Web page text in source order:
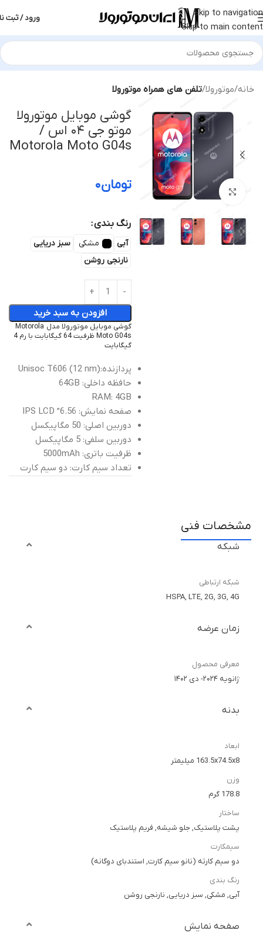
Skip to navigation
Skip to main content
ورود / ثبت
خانه موتورولا تلفن های همراه موتورولا
بزرگنمایی تصویر
گوشی موبایل موتورولا
موتو جی ۰۴ اس /
Motorola Moto G04s
تومان۰
رنگ بندی
آبی مشکی
سبز دریایی
نارنجی روشن
افزودن به سبد خرید
گوشی موبایل موتورولا مدل Motorola
Moto G04s ظرفیت 64 گیگابایت با رم 4
گیگابایت
پردازنده:Unisoc T606 (12 nm)
حافظه داخلی: 64GB
RAM: 4GB
صفحه نمایش: 6.56” IPS LCD
دوربین اصلی: 50 مگاپیکسل
دوربین سلفی: 5 مگاپیکسل
ظرفیت باتری: 5000mAh
تعداد سیم کارت: دو سیم کارت
مشخصات فنی
شبکه
شبکه ارتباطی
HSPA, LTE, 2G, 3G, 4G
زمان عرضه
معرفی محصول
ژانویه ۲۰۲۴- دی ۱۴۰۲
بدنه
ابعاد
163.5x74.5x8 میلیمتر
وزن
178.8 گرم
ساختار
پشت پلاستیک, جلو شیشه, فریم پلاستیک
سیمکارت
دو سیم کارته (نانو سیم کارت, استندبای دوگانه)
رنگ بندی
آبی, مشکی, سبز دریایی, نارنجی روشن
صفحه نمایش